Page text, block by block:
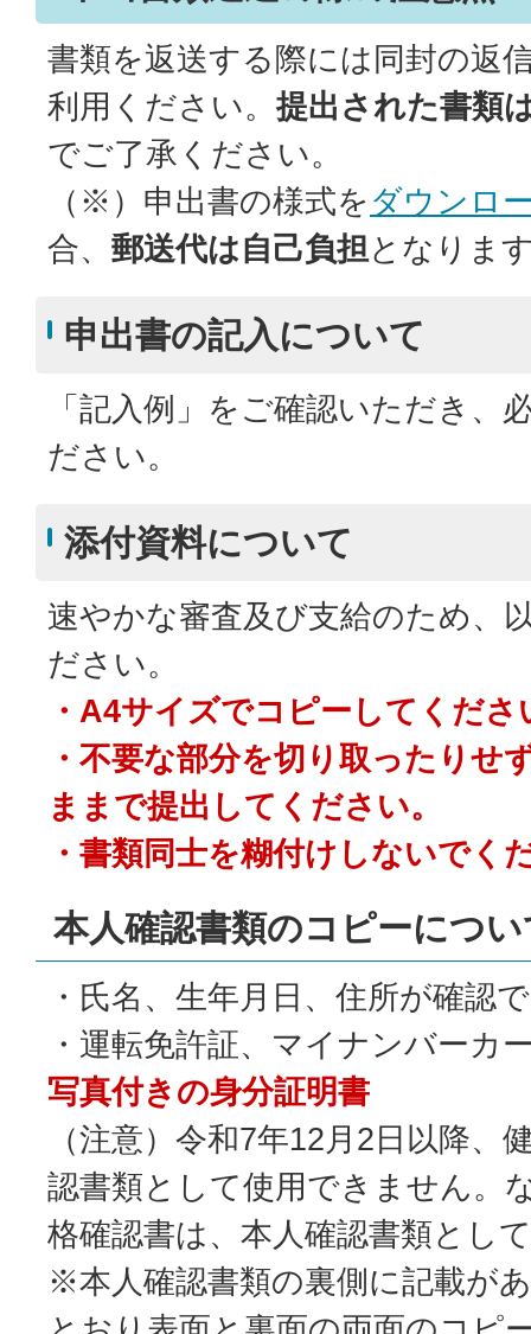
書類を返送する際には同封の返
利用ください。提出された書類
でご了承ください。
（※）申出書の様式をダウンロ
合、 郵送代は自己負担となりま
申出書の記入について
「記入例」をご確認いただき、
ださい。
添付資料について
速やかな審査及び支給のため、
ださい。
・A4サイズでコピーしてくださ
・不要な部分を切り取ったりせ
ままで提出してください。
・書類同士を糊付けしないでく
本人確認書類のコピーについ
・氏名、生年月日、住所が確認
・運転免許証、マイナンバーカ
写真付きの身分証明書
（注意）令和7年12月2日以降、
認書類として使用できません。
格確認書は、本人確認書類とし
※本人確認書類の裏側に記載が